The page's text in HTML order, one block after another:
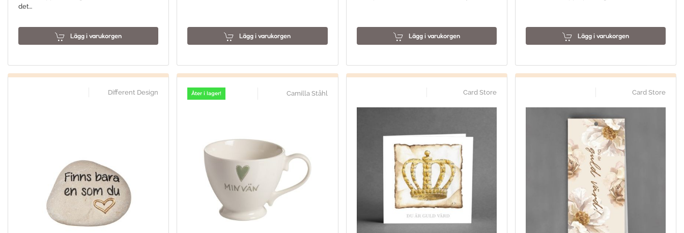
det…
Lägg i varukorgen Lägg i varukorgen Lägg i varukorgen Lägg i varukorgen
Different Design Åter i lager! Camilla Ståhl Card Store Card Store